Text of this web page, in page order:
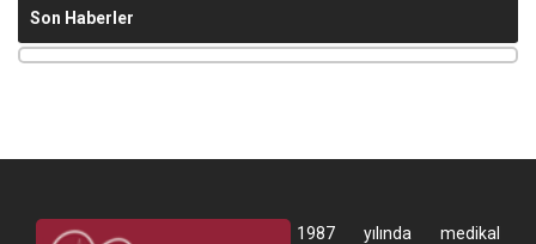
Son Haberler
1987 yılında medikal